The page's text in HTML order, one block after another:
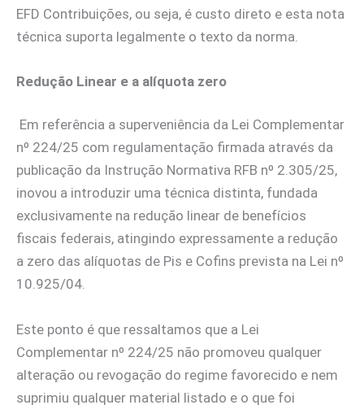
EFD Contribuições, ou seja, é custo direto e esta nota
técnica suporta legalmente o texto da norma.
Redução Linear e a alíquota zero
Em referência a superveniência da Lei Complementar
nº 224/25 com regulamentação firmada através da
publicação da Instrução Normativa RFB nº 2.305/25,
inovou a introduzir uma técnica distinta, fundada
exclusivamente na redução linear de benefícios
fiscais federais, atingindo expressamente a redução
a zero das alíquotas de Pis e Cofins prevista na Lei nº
10.925/04.
Este ponto é que ressaltamos que a Lei
Complementar nº 224/25 não promoveu qualquer
alteração ou revogação do regime favorecido e nem
suprimiu qualquer material listado e o que foi